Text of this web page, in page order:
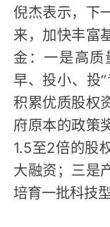
倪杰表示，下
来，加快丰富
金：一是高
早、投小、投
积累优质股权
府原本的政策
1.5至2倍的股
大融资；三是
培育一批科技